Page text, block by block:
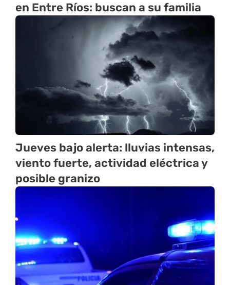
en Entre Ríos: buscan a su familia
Jueves bajo alerta: lluvias intensas,
viento fuerte, actividad eléctrica y
posible granizo